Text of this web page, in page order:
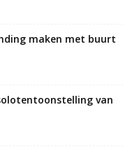
maken met buurt
van